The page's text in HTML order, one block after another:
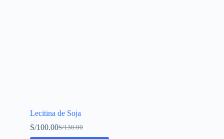
Lecitina de Soja
S/130.00
S/100.00